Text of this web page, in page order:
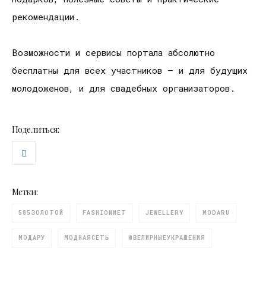
рекомендации.
Возможности и сервисы портала абсолютно
бесплатны для всех участников – и для будущих
молодоженов, и для свадебных организаторов.
Поделиться:
Метки:
585ЗОЛОТОЙ FASHIONNET JEWELLERY MODARU
МОДАРУ МОДНАЯСЕТЬ ЮВЕЛИРНЫЕУКРАШЕНИЯ